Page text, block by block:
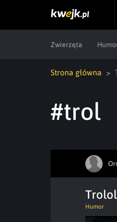
Zwierzęta
Strona główna
#trol
Humor